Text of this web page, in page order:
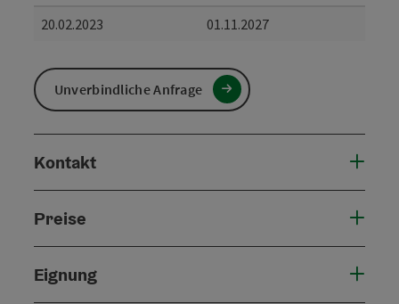
20.02.2023
01.11.2027
Unverbindliche Anfrage
Kontakt
Preise
Eignung